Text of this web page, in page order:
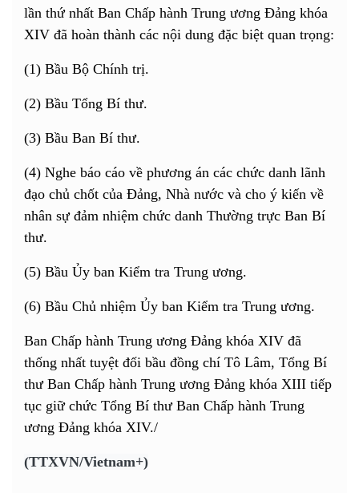
lần thứ nhất Ban Chấp hành Trung ương Đảng khóa
XIV đã hoàn thành các nội dung đặc biệt quan trọng:
(1) Bầu Bộ Chính trị.
(2) Bầu Tổng Bí thư.
(3) Bầu Ban Bí thư.
(4) Nghe báo cáo về phương án các chức danh lãnh
đạo chủ chốt của Đảng, Nhà nước và cho ý kiến về
nhân sự đảm nhiệm chức danh Thường trực Ban Bí
thư.
(5) Bầu Ủy ban Kiểm tra Trung ương.
(6) Bầu Chủ nhiệm Ủy ban Kiểm tra Trung ương.
Ban Chấp hành Trung ương Đảng khóa XIV đã
thống nhất tuyệt đối bầu đồng chí Tô Lâm, Tổng Bí
thư Ban Chấp hành Trung ương Đảng khóa XIII tiếp
tục giữ chức Tổng Bí thư Ban Chấp hành Trung
ương Đảng khóa XIV./
(TTXVN/Vietnam+)